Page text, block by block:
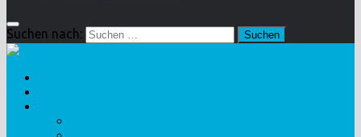
Suchen nach: